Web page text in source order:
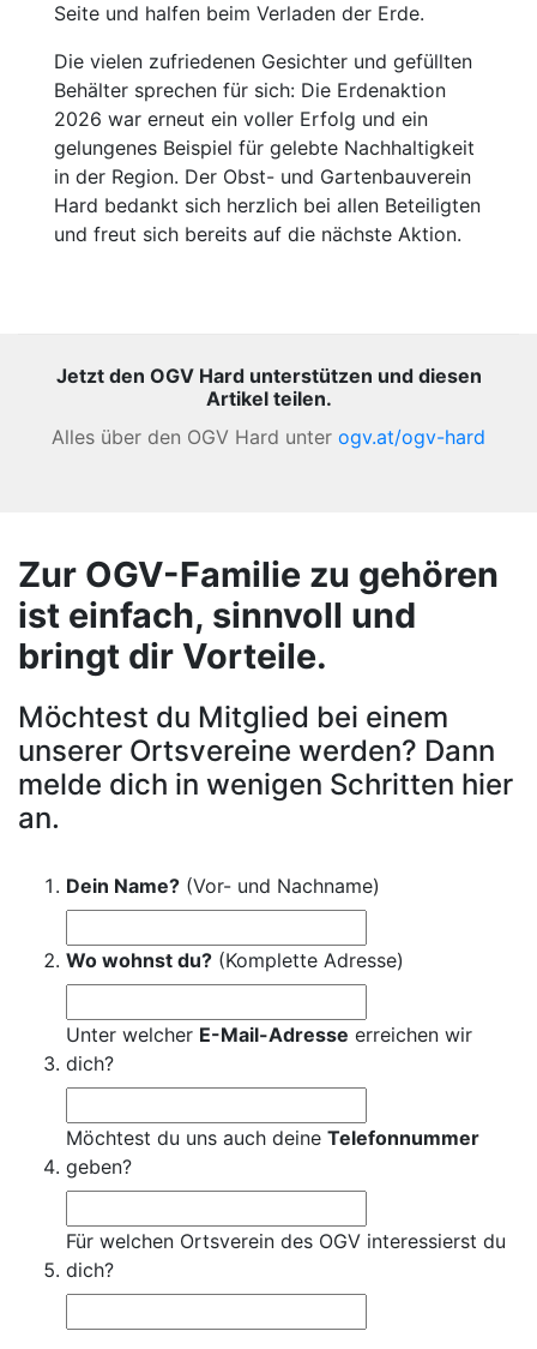
Seite und halfen beim Verladen der Erde.
Die vielen zufriedenen Gesichter und gefüllten
Behälter sprechen für sich: Die Erdenaktion
2026 war erneut ein voller Erfolg und ein
gelungenes Beispiel für gelebte Nachhaltigkeit
in der Region. Der Obst- und Gartenbauverein
Hard bedankt sich herzlich bei allen Beteiligten
und freut sich bereits auf die nächste Aktion.
Jetzt den OGV Hard unterstützen und diesen
Artikel teilen.
Alles über den OGV Hard unter ogv.at/ogv-hard
Zur OGV-Familie zu gehören
ist einfach, sinnvoll und
bringt dir Vorteile.
Möchtest du Mitglied bei einem
unserer Ortsvereine werden? Dann
melde dich in wenigen Schritten hier
an.
Dein Name? (Vor- und Nachname)
Wo wohnst du? (Komplette Adresse)
Unter welcher E-Mail-Adresse erreichen wir
dich?
Möchtest du uns auch deine Telefonnummer
geben?
Für welchen Ortsverein des OGV interessierst du
dich?